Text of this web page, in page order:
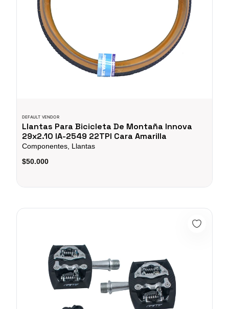
DEFAULT VENDOR
Llantas Para Bicicleta De Montaña Innova
29x2.10 IA-2549 22TPI Cara Amarilla
Componentes, Llantas
$50.000
Pedales Bicicleta Mtb Gw Zp103s Aluminio Chocles Calas